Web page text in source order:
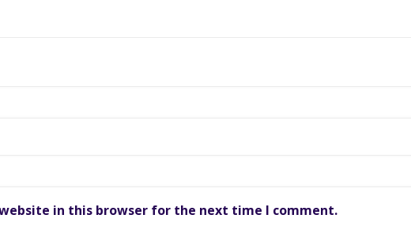
in this browser for the next time I comment.